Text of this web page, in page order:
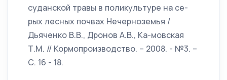
суданской травы в поликультуре на се-
рых лесных почвах Нечерноземья /
Дьяченко В.В., Дронов А.В., Ка-мовская
Т.М. // Кормопроизводство. – 2008. - №3. –
С. 16 - 18.